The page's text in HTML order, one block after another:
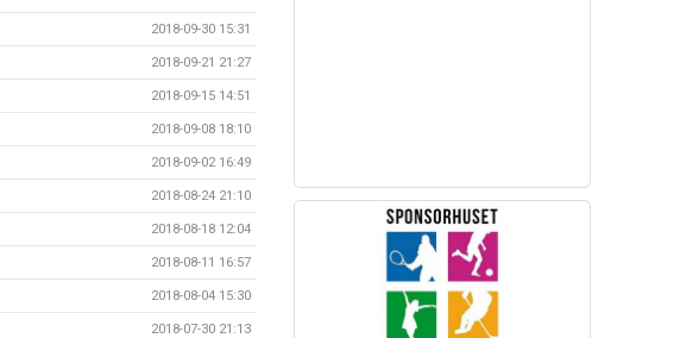
2018-09-30 15:31
2018-09-21 21:27
2018-09-15 14:51
2018-09-08 18:10
2018-09-02 16:49
2018-08-24 21:10
2018-08-18 12:04
2018-08-11 16:57
2018-08-04 15:30
2018-07-30 21:13